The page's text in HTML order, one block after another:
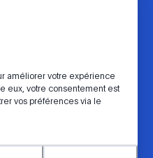
améliorer votre expérience
eux, votre consentement est
vos préférences via le
Intranet